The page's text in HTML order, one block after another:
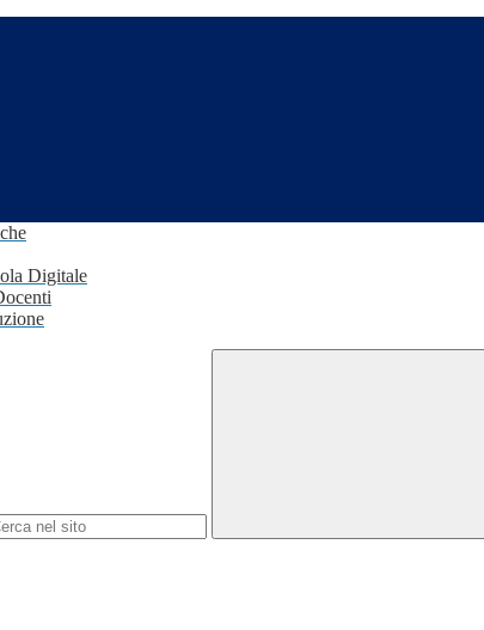
Digitale